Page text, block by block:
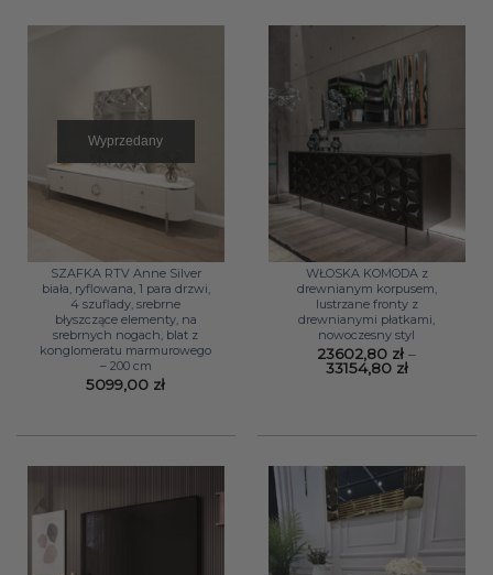
Wyprzedany
SZAFKA RTV Anne Silver
biała, ryflowana, 1 para drzwi,
4 szuflady, srebrne
błyszczące elementy, na
srebrnych nogach, blat z
konglomeratu marmurowego
– 200 cm
5099,00 zł
WŁOSKA KOMODA z
drewnianym korpusem,
lustrzane fronty z
drewnianymi płatkami,
nowoczesny styl
23602,80 zł –
33154,80 złZakres
33154,80 zł